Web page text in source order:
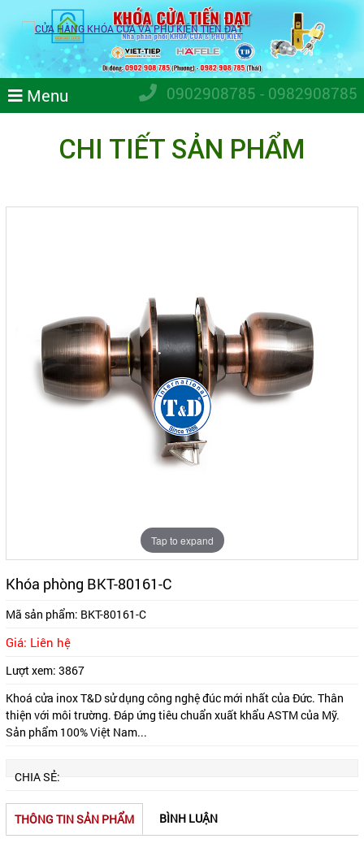
Menu 0902908785 - 0982908785
CHI TIẾT SẢN PHẨM
Tap to expand
Khóa phòng BKT-80161-C
Mã sản phẩm: BKT-80161-C
Giá: Liên hệ
Lượt xem: 3867
Khoá cửa inox T&D sử dụng công nghệ đúc mới nhất của Đức. Thân
thiện với môi trường. Đáp ứng tiêu chuẩn xuất khẩu ASTM của Mỹ.
Sản phẩm 100% Việt Nam...
CHIA SẺ:
THÔNG TIN SẢN PHẨM BÌNH LUẬN